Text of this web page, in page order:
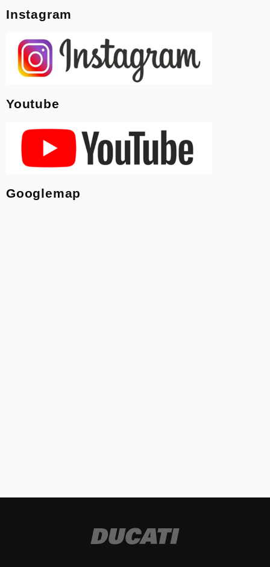
Instagram
Youtube
Googlemap